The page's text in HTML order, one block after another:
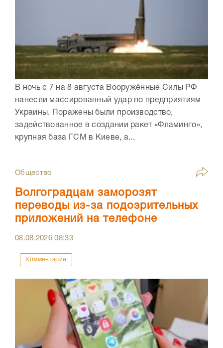
В ночь с 7 на 8 августа Вооружённые Силы РФ
нанесли массированный удар по предприятиям
Украины. Поражены были производство,
задействованное в создании ракет «Фламинго»,
крупная база ГСМ в Киеве, а...
Общество
Волгоградцам заморозят
переводы из-за подозрительных
приложений на телефоне
08.08.202608:33
Комментарии